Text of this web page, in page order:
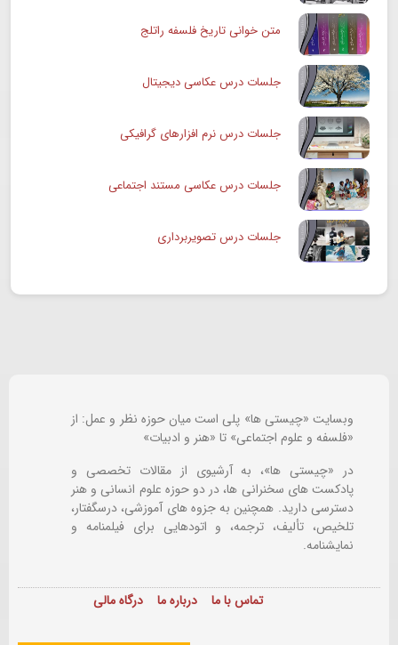
متن خوانی تاریخ فلسفه راتلج
جلسات درس عکاسی دیجیتال
جلسات درس نرم افزارهای گرافیکی
جلسات درس عکاسی مستند اجتماعی
جلسات درس تصویربرداری
وبسایت «چیستی ها» پلی است میان حوزه نظر و عمل: از
«فلسفه و علوم اجتماعی» تا «هنر و ادبیات»
در «چیستی ها»، به آرشیوی از مقالات تخصصی و
پادکست های سخنرانی ها، در دو حوزه علوم انسانی و هنر
دسترسی دارید. همچنین به جزوه های آموزشی، درسگفتار،
تلخیص، تألیف، ترجمه، و اتودهایی برایفیلمنامه و
نمایشنامه.
تماس با ما درباره ما درگاه مالی